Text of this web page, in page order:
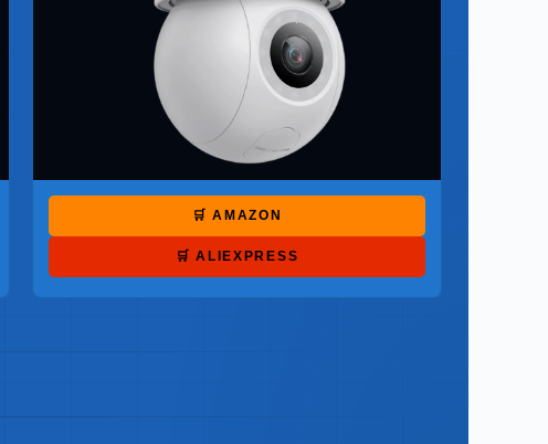
🛒 AMAZON
🛒 ALIEXPRESS